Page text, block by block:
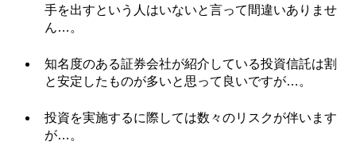
手を出すという人はいないと言って間違いありませ
ん…。
知名度のある証券会社が紹介している投資信託は割
と安定したものが多いと思って良いですが…。
投資を実施するに際しては数々のリスクが伴います
が…。